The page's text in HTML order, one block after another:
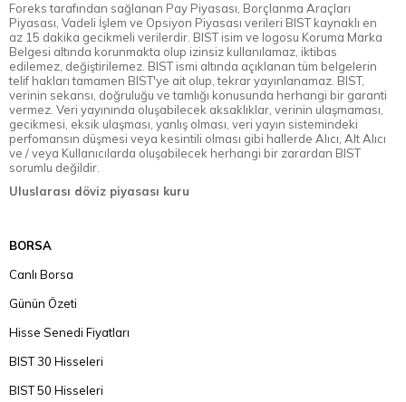
Foreks tarafından sağlanan Pay Piyasası, Borçlanma Araçları
Piyasası, Vadeli İşlem ve Opsiyon Piyasası verileri BIST kaynaklı en
az 15 dakika gecikmeli verilerdir. BIST isim ve logosu Koruma Marka
Belgesi altında korunmakta olup izinsiz kullanılamaz, iktibas
edilemez, değiştirilemez. BIST ismi altında açıklanan tüm belgelerin
telif hakları tamamen BIST'ye ait olup, tekrar yayınlanamaz. BIST,
verinin sekansı, doğruluğu ve tamlığı konusunda herhangi bir garanti
vermez. Veri yayınında oluşabilecek aksaklıklar, verinin ulaşmaması,
gecikmesi, eksik ulaşması, yanlış olması, veri yayın sistemindeki
perfomansın düşmesi veya kesintili olması gibi hallerde Alıcı, Alt Alıcı
ve / veya Kullanıcılarda oluşabilecek herhangi bir zarardan BIST
sorumlu değildir.
Uluslarası döviz piyasası kuru
BORSA
Canlı Borsa
Günün Özeti
Hisse Senedi Fiyatları
BIST 30 Hisseleri
BIST 50 Hisseleri